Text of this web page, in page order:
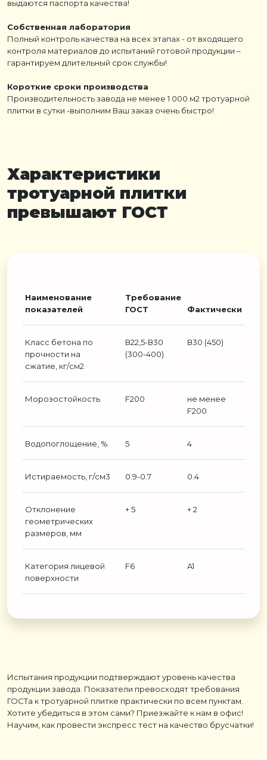
выдаются паспорта качества!
Собственная лаборатория
Полный контроль качества на всех этапах - от входящего
контроля материалов до испытаний готовой продукции –
гарантируем длительный срок службы!
Короткие сроки производства
Производительность завода не менее 1 000 м2 тротуарной
плитки в сутки -выполним Ваш заказ очень быстро!
Характеристики
тротуарной плитки
превышают ГОСТ
Наименование
показателей
Требование
ГОСТ
Фактически
Класс бетона по
прочности на
сжатие, кг/см2
В22,5-В30
(300-400)
В30 (450)
Морозостойкость F200
не менее
F200
Водопоглощение, % 5 4
Истираемость, г/см3 0.9-0.7 0.4
Отклонение
геометрических
размеров, мм
+ 5 + 2
Категория лицевой
поверхности
F6 A1
Испытания продукции подтверждают уровень качества
продукции завода. Показатели превосходят требования
ГОСТа к тротуарной плитке практически по всем пунктам.
Хотите убедиться в этом сами? Приезжайте к нам в офис!
Научим, как провести экспресс тест на качество брусчатки!